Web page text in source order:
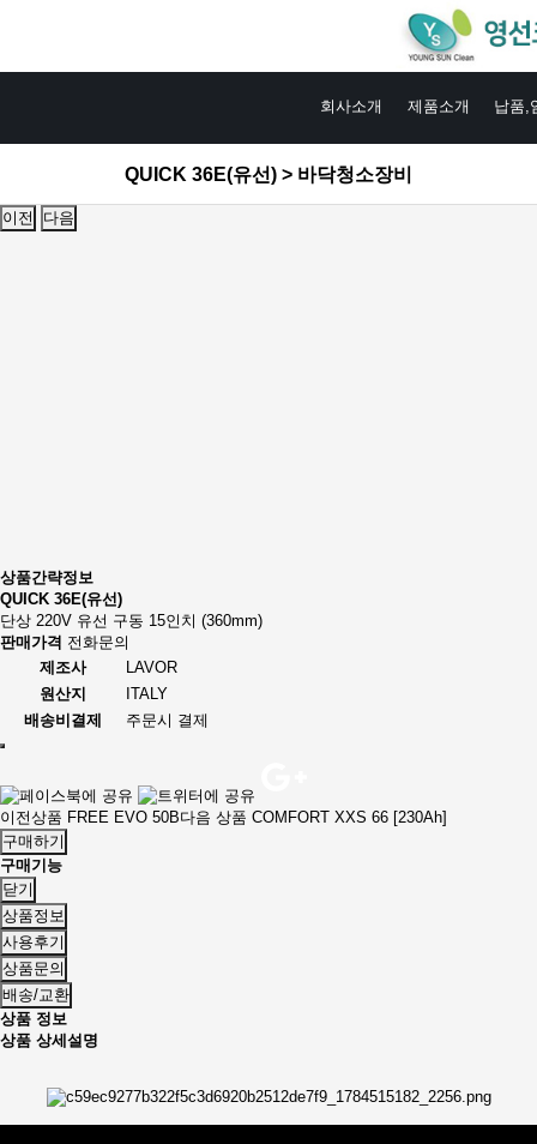
회사소개 제품소개 납품,
QUICK 36E(유선) > 바닥청소장비
이전 다음
상품간략정보
QUICK 36E(유선)
단상 220V 유선 구동 15인치 (360mm)
판매가격 전화문의
제조사
LAVOR
원산지
ITALY
배송비결제
주문시 결제
이전상품 FREE EVO 50B다음 상품 COMFORT XXS 66 [230Ah]
구매하기
구매기능
닫기
상품정보
사용후기
상품문의
배송/교환
상품 정보
상품 상세설명